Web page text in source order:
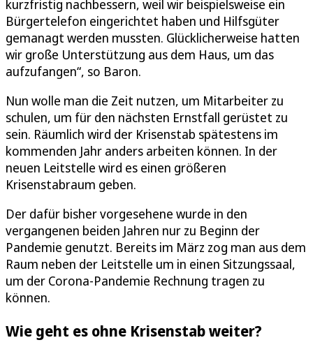
kurzfristig nachbessern, weil wir beispielsweise ein
Bürgertelefon eingerichtet haben und Hilfsgüter
gemanagt werden mussten. Glücklicherweise hatten
wir große Unterstützung aus dem Haus, um das
aufzufangen“, so Baron.
Nun wolle man die Zeit nutzen, um Mitarbeiter zu
schulen, um für den nächsten Ernstfall gerüstet zu
sein. Räumlich wird der Krisenstab spätestens im
kommenden Jahr anders arbeiten können. In der
neuen Leitstelle wird es einen größeren
Krisenstabraum geben.
Der dafür bisher vorgesehene wurde in den
vergangenen beiden Jahren nur zu Beginn der
Pandemie genutzt. Bereits im März zog man aus dem
Raum neben der Leitstelle um in einen Sitzungssaal,
um der Corona-Pandemie Rechnung tragen zu
können.
Wie geht es ohne Krisenstab weiter?